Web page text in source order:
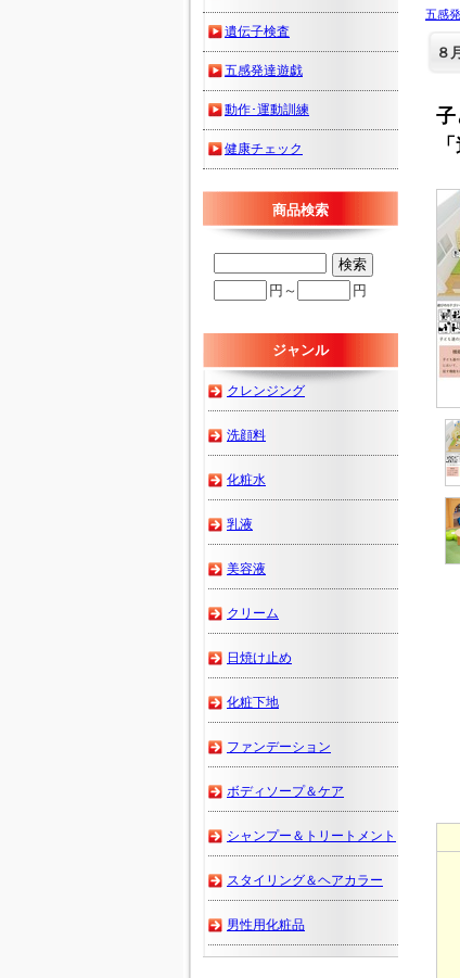
五感
８
子
遺伝子検査
五感発達遊戯
動作･運動訓練
健康チェック
商品検索
円～ 円
ジャンル
クレンジング
洗顔料
化粧水
乳液
美容液
クリーム
日焼け止め
化粧下地
ファンデーション
ボディソープ＆ケア
シャンプー＆トリートメント
スタイリング＆ヘアカラー
男性用化粧品